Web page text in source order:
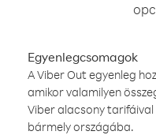
Egyenlegcsomagok
A Viber Out egyenleg
amikor valamilyen
Viber alacsony
bármely országába.